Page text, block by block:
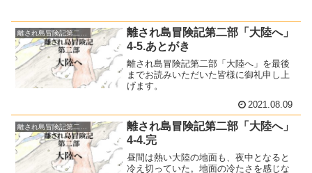
離され島冒険記第二部「大陸へ」
離され島冒険記第二部「大陸へ」
4-5.あとがき
離され島冒険記第二部「大陸へ」を最後
までお読みいただいた皆様に御礼申し上
げます。
2021.08.09
離され島冒険記第二部「大陸へ」
4-4.完
昼間は熱い大陸の地面も、夜中となると
冷え切っていた。地面の冷たさを感じな